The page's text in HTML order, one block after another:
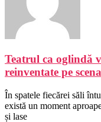
Teatrul ca oglindă
reinventate pe
În spatele fiecărei săli
există un moment
și lase